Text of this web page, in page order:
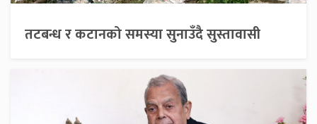
तटबन्ध र कटानको समस्या सुनाउँदै सुस्तावासी